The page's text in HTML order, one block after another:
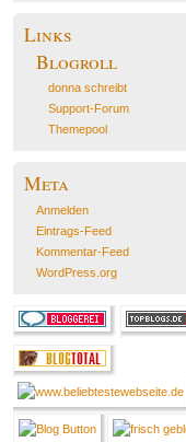
Links
Blogroll
donna schreibt
Support-Forum
Themepool
Meta
Anmelden
Eintrags-Feed
Kommentar-Feed
WordPress.org